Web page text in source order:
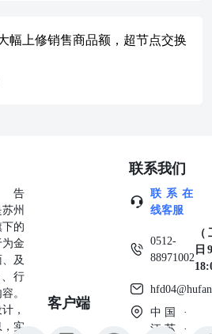
研究方法专业审慎，分析结论具有合理
确地反映本人的研究观点。本人不曾
的补偿。本人承诺不利用自己的身份、
恒生指数为基准；美股以纳斯达克综合
为基准。 无评级：因无法获取必要的资
无法预见的结果的重大不确定事件，或者
给出明确的投资评级。（新股覆盖、新
债报告默认无评级） 评级体系： ——公
涨幅领先相对基准指数15%以上；增
相对基准指数介于5%-15%之间；中性：
基准指数介于-5%-5%之间；减持：预计
数介于-5%--15%之间；卖出：预计涨
数-15%以上。 ——行业评级 领先大市：
幅上修销售商品额，超节点交换
州
的
金
及
行
。
，
实
客户端
联系我们
联系在
线客服
0512-
88971002
日
中国 ·
江苏 ·